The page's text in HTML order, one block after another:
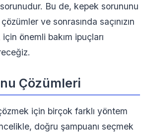
Bu de, kepek sorununu
ve sonrasında saçınızın
için önemli bakım ipuçları
Çözümleri
için birçok farklı yöntem
doğru şampuanı seçmek